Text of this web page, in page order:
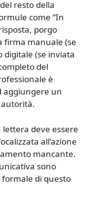
resto della
come “In
porgo
firma manuale (se
digitale (se inviata
del
è
aggiungere un
deve essere
all’azione
mancante.
sono
di questo